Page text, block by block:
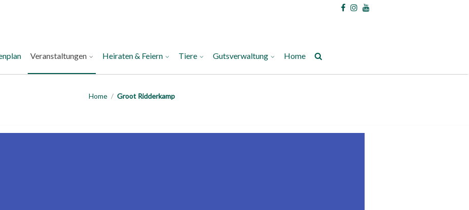
Veranstaltungen Heiraten & Feiern Tiere Gutsverwaltung Home
Home / Groot Ridderkamp